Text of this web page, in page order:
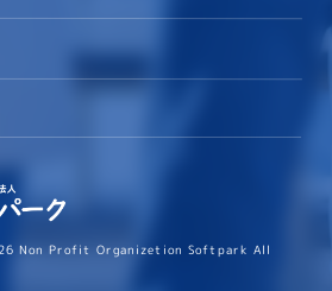
Non Profit Organizetion Softpark All